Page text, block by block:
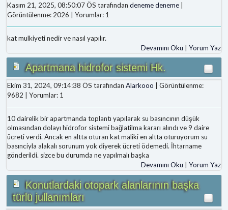
Kasım 21, 2025, 08:50:07 ÖS tarafından deneme deneme |
Görüntülenme: 2026 | Yorumlar: 1
kat mulkiyeti nedir ve nasıl yapılır.
Devamını Oku | Yorum Yaz
Apartmana hidrofor sistemi Hk.
Ekim 31, 2024, 09:14:38 ÖS tarafından Alarkooo | Görüntülenme:
9682 | Yorumlar: 1
10 dairelik bir apartmanda toplantı yapılarak su basıncının düşük
olmasından dolayı hidrofor sistemi bağlatilma kararı alındı ve 9 daire
ücreti verdi. Ancak en altta oturan kat maliki en altta oturuyorum su
basınciyla alakalı sorunum yok diyerek ücreti ödemedi. İhtarname
gönderildi. sizce bu durumda ne yapılmalı başka
Devamını Oku
Yorum Yaz
Konutlardaki otopark alanlarının başka
türlü jullanımları